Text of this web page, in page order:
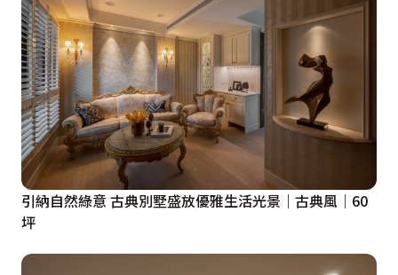
景。無論是專注辦公、視訊會議、午間小憩，或與友人的
美好餐敘，始終能感受到那份如度假般的鬆弛與自在。
依循古典美學的對稱軸線，將臨窗大柱以同款造型門片修
飾隱形，使其與收納櫃構成面寬一致的和諧視覺。下方電
視櫃則引入雷射切割花紋圖騰，演繹典雅細緻的層次美
感。考量空間本身良好的採光條件，客廳一隅以花磚地坪
界定，搭配盆景植栽，圍塑出小陽台般的生活場景；隨著
暖光與綠意交織，為日常注入一抹輕鬆愜意的休閒氣息。
引納自然綠意 古典別墅盛放優雅生活光景｜古典風｜60
坪